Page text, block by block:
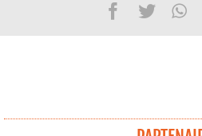
Facebook
Twitter